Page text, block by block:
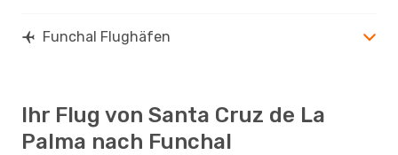
Funchal Flughäfen
Ihr Flug von Santa Cruz de La
Palma nach Funchal